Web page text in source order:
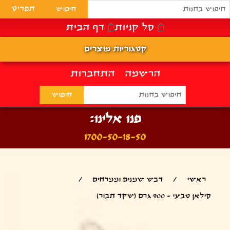
הרשמה התחברות
סל קניות דף הבית
פנו אלינו:
1700-50-18-50
ראשי / דבש שמנים וממרחים
/
סילאן טבעי - 900 גרם (שקד תבור)
תפריט
קטגוריות מוצרים